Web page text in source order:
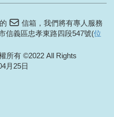
信箱 ，我們將有專人服務
信義區忠孝東路四段547號(位
所有 ©2022 All Rights
月25日